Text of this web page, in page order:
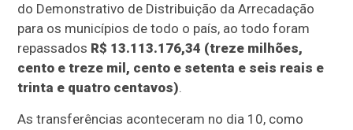
do Demonstrativo de Distribuição da Arrecadação
para os municípios de todo o país, ao todo foram
repassados R$ 13.113.176,34 (treze milhões,
cento e treze mil, cento e setenta e seis reais e
trinta e quatro centavos).
As transferências aconteceram no dia 10, como